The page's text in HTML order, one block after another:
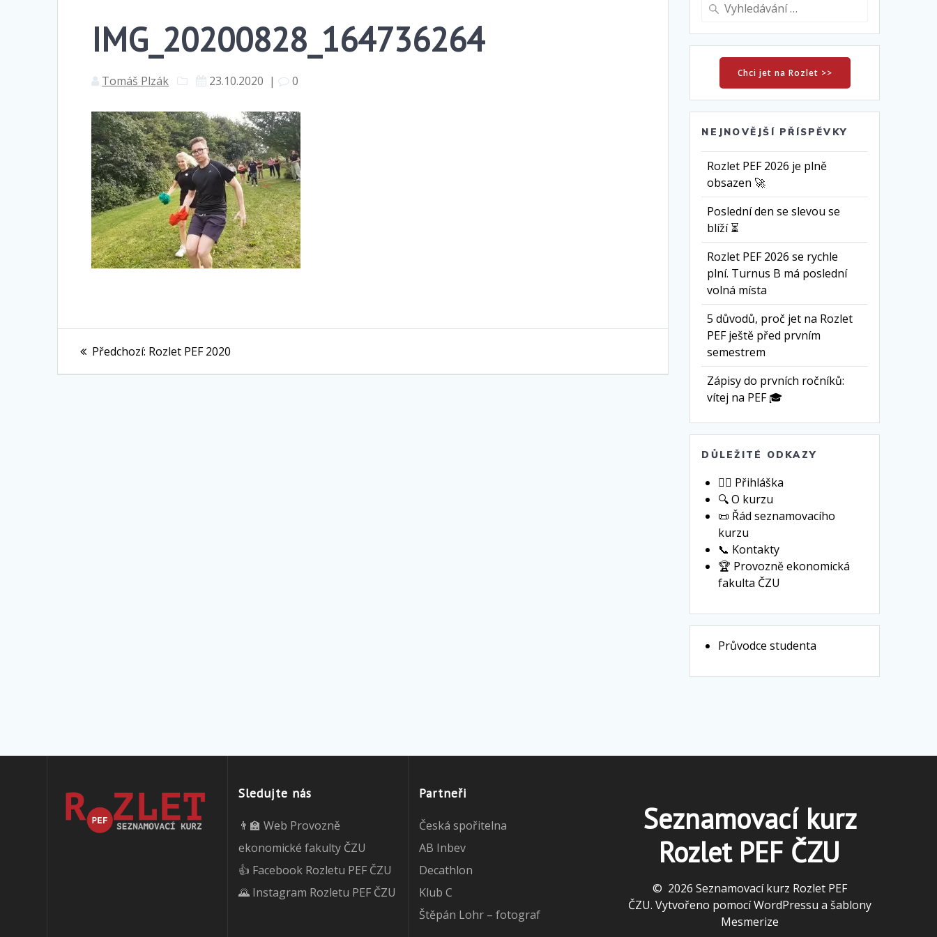
IMG_20200828_164736264
Tomáš Plzák 23.10.2020 | 0
Navigace
pro
Předchozí: Předchozí
Rozlet PEF 2020
Chci jet na Rozlet >>
NEJNOVĚJŠÍ PŘÍSPĚVKY
Rozlet PEF 2026 je plně
obsazen 🚀
Poslední den se slevou se
blíží ⏳
Rozlet PEF 2026 se rychle
plní. Turnus B má poslední
volná místa
5 důvodů, proč jet na Rozlet
PEF ještě před prvním
semestrem
Zápisy do prvních ročníků:
vítej na PEF 🎓
DŮLEŽITÉ ODKAZY
🙋‍♀️ Přihláška
🔍 O kurzu
📜 Řád seznamovacího
kurzu
📞 Kontakty
🏆 Provozně ekonomická
fakulta ČZU
Průvodce studenta
Sledujte nás
👨‍🏫 Web Provozně
ekonomické fakulty ČZU
👍 Facebook Rozletu PEF ČZU
🌄 Instagram Rozletu PEF ČZU
Partneři
Česká spořitelna
AB Inbev
Decathlon
Klub C
Štěpán Lohr – fotograf
Seznamovací kurz
Rozlet PEF ČZU
© 2026 Seznamovací kurz Rozlet PEF
ČZU. Vytvořeno pomocí WordPressu a šablony
Mesmerize